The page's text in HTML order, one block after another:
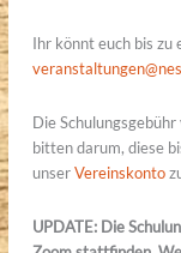
Ihr könnt euch bis zu
Die
bitten darum, diese
unserVereinskonto
UPDATE: Die